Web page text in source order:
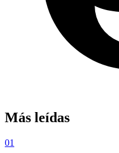
Más leídas
01